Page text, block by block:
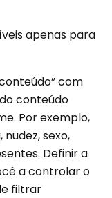
apenas para
com
conteúdo
Por exemplo,
sexo,
Definir a
a controlar o
filtrar